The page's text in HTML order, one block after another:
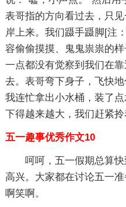
表哥指的方向看过去，只
岸上来。我们蹑手蹑脚[注
容偷偷摸摸、鬼鬼祟祟的
一点都没有觉察到我们在
去。表哥弯下身子，飞快
我连忙拿出小水桶，装了
下得越来越大，我们赶紧拎
五一趣事优秀作文10
呵呵，五一假期总算
高兴。大家都在讨论五一
啊笑啊。